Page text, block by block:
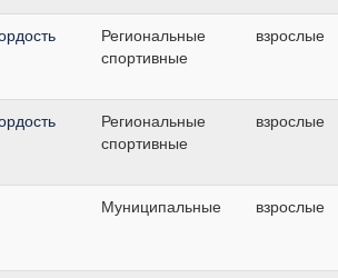
Региональные
спортивные
взрослые
Региональные
спортивные
взрослые
Муниципальные взрослые